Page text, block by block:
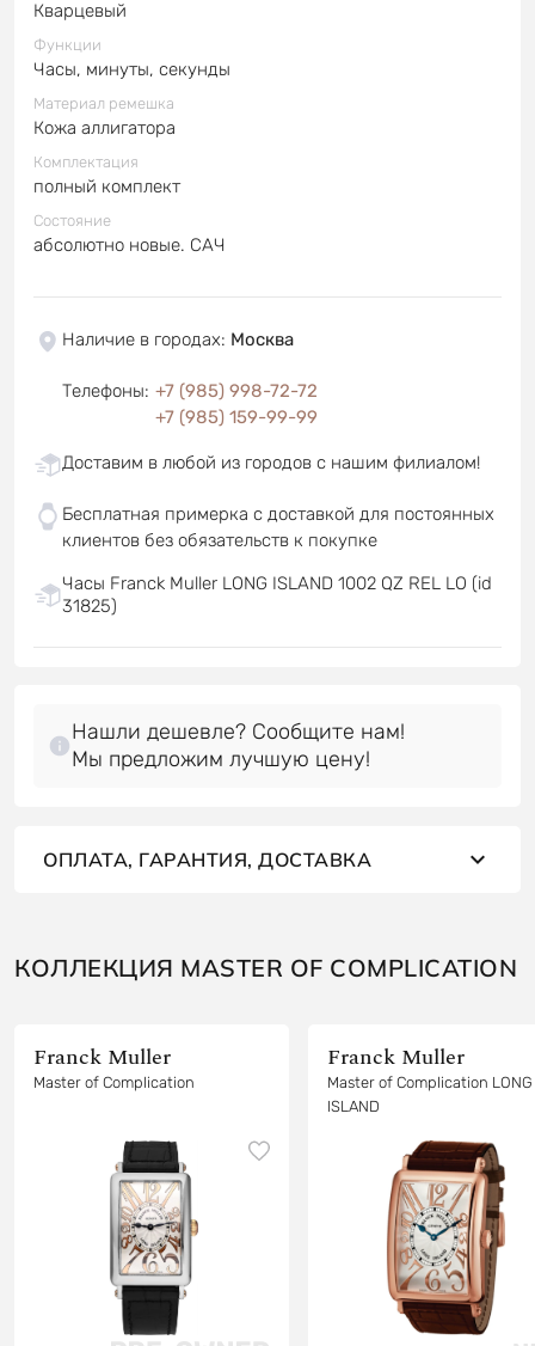
Кварцевый
Функции
Часы, минуты, секунды
Материал ремешка
Кожа аллигатора
Комплектация
полный комплект
Состояние
абсолютно новые. САЧ
Наличие в городах: Москва
Телефоны: +7 (985) 998-72-72
+7 (985) 159-99-99
Доставим в любой из городов с нашим филиалом!
Бесплатная примерка с доставкой для постоянных
клиентов без обязательств к покупке
Часы Franck Muller LONG ISLAND 1002 QZ REL LO (id
31825)
Нашли дешевле? Сообщите нам!
Мы предложим лучшую цену!
ОПЛАТА, ГАРАНТИЯ, ДОСТАВКА
КОЛЛЕКЦИЯ MASTER OF COMPLICATION
Franck Muller
Master of Complication
Franck Muller
Master of Complication LONG
ISLAND